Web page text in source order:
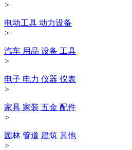
>
电动工具 动力设备
>
汽车 用品 设备 工具
>
电子 电力 仪器 仪表
>
家具 家装 五金 配件
>
园林 管道 建筑 其他
>